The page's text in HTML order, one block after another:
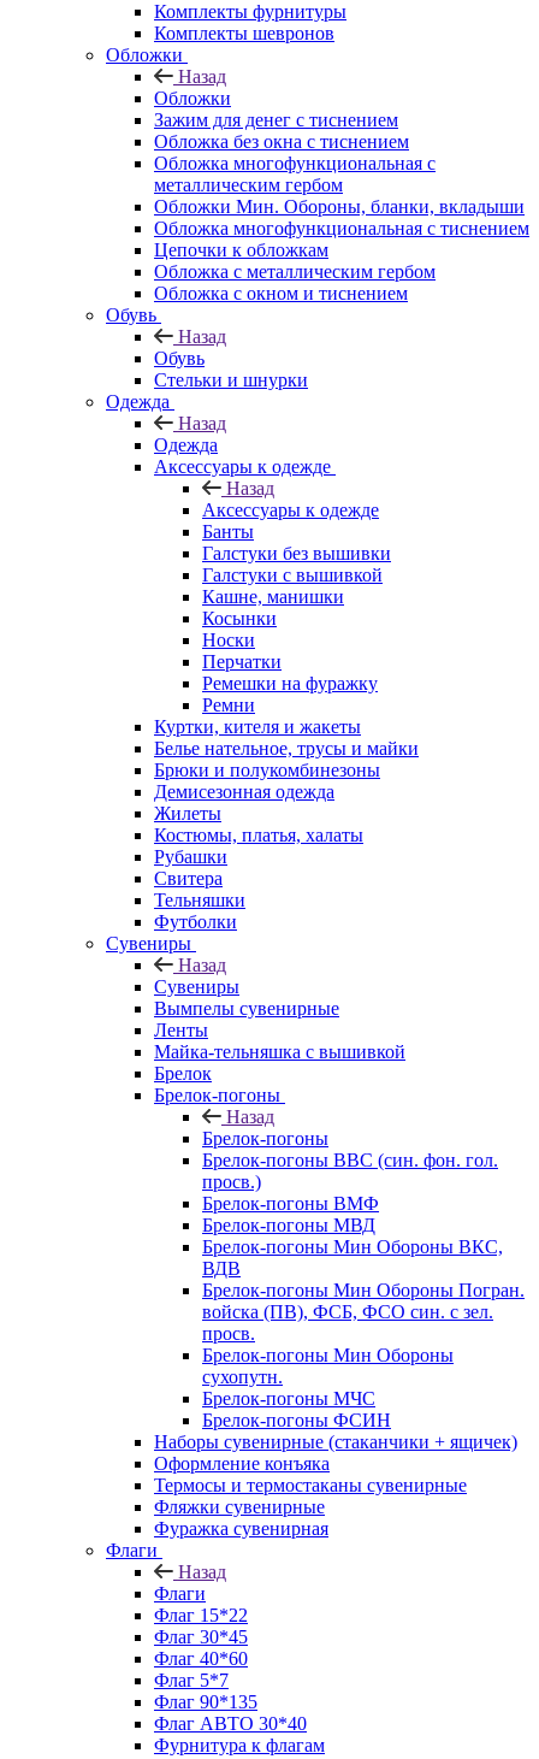
Комплекты фурнитуры
Комплекты шевронов
Обложки
Назад
Обложки
Зажим для денег с тиснением
Обложка без окна с тиснением
Обложка многофункциональная с
металлическим гербом
Обложки Мин. Обороны, бланки, вкладыши
Обложка многофункциональная с тиснением
Цепочки к обложкам
Обложка с металлическим гербом
Обложка с окном и тиснением
Обувь
Назад
Обувь
Стельки и шнурки
Одежда
Назад
Одежда
Аксессуары к одежде
Назад
Аксессуары к одежде
Банты
Галстуки без вышивки
Галстуки с вышивкой
Кашне, манишки
Косынки
Носки
Перчатки
Ремешки на фуражку
Ремни
Куртки, кителя и жакеты
Белье нательное, трусы и майки
Брюки и полукомбинезоны
Демисезонная одежда
Жилеты
Костюмы, платья, халаты
Рубашки
Свитера
Тельняшки
Футболки
Сувениры
Назад
Сувениры
Вымпелы сувенирные
Ленты
Майка-тельняшка с вышивкой
Брелок
Брелок-погоны
Назад
Брелок-погоны
Брелок-погоны ВВС (син. фон. гол.
просв.)
Брелок-погоны ВМФ
Брелок-погоны МВД
Брелок-погоны Мин Обороны ВКС,
ВДВ
Брелок-погоны Мин Обороны Погран.
войска (ПВ), ФСБ, ФСО син. с зел.
просв.
Брелок-погоны Мин Обороны
сухопутн.
Брелок-погоны МЧС
Брелок-погоны ФСИН
Наборы сувенирные (стаканчики + ящичек)
Оформление конъяка
Термосы и термостаканы сувенирные
Фляжки сувенирные
Фуражка сувенирная
Флаги
Назад
Флаги
Флаг 15*22
Флаг 30*45
Флаг 40*60
Флаг 5*7
Флаг 90*135
Флаг АВТО 30*40
Фурнитура к флагам